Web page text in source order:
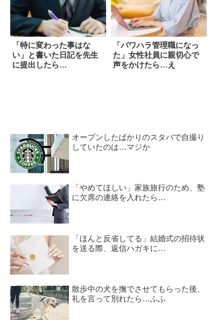
「特に変わった事はな
い」と書いた日記を先生
に提出したら…
「パワハラ管理職になっ
た」女性社員に親切心で
声をかけたら…え
オープンしたばかりのスタバで自撮り
していたのは…マジか
「やめてほしい」家族旅行のため、塾
に欠席の連絡を入れたら…
「ほんと反省してる」結婚式の招待状
を送る際、返信ハガキに…
散歩中の犬を撫でさせてもらった後、
礼を言って別れたら…ふふ